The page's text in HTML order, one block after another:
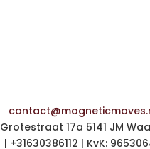
Grotestraat 17a 5141 JM
| +31630386112 | KvK: